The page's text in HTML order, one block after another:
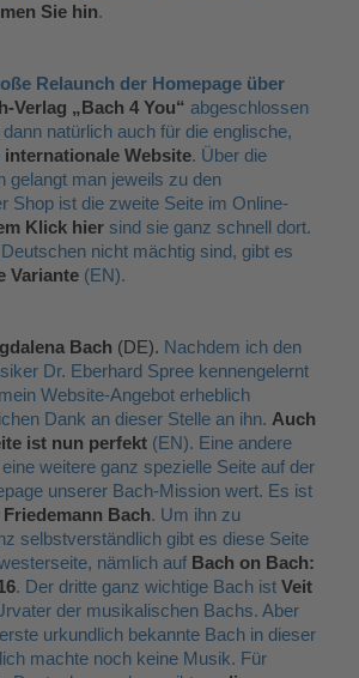
Sie hin.
Relaunch der Homepage über
Verlag „Bach 4 You“ abgeschlossen
natürlich auch für die englische,
internationale Website. Über die
gelangt man jeweils zu den
Shop ist die zweite Seite im Online-
Klick hier sind sie ganz schnell dort.
nicht mächtig sind, gibt es
Variante (EN).
Bach (DE). Nachdem ich den
Dr. Eberhard Spree kennengelernt
Website-Angebot erheblich
Dank an dieser Stelle an ihn. Auch
ist nun perfekt (EN). Eine andere
weitere ganz spezielle Seite auf der
unserer Bach-Mission wert. Es ist
Bach. Um ihn zu
selbstverständlich gibt es diese Seite
nämlich auf Bach on Bach:
. Der dritte ganz wichtige Bach ist Veit
der musikalischen Bachs. Aber
urkundlich bekannte Bach in dieser
machte noch keine Musik. Für